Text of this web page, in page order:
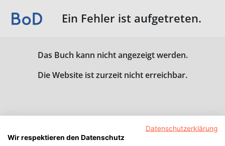
Ein Fehler ist aufgetreten.
Das Buch kann nicht angezeigt werden.
Die Website ist zurzeit nicht erreichbar.
Datenschutzerklärung
Wir respektieren den Datenschutz